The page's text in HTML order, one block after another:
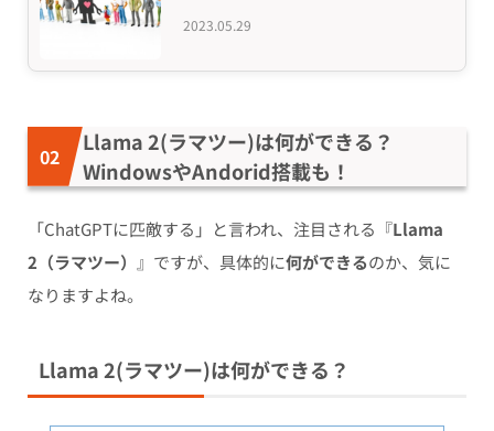
2023.05.29
Llama 2(ラマツー)は何ができる？
WindowsやAndorid搭載も！
「ChatGPTに匹敵する」と言われ、注目される『Llama
2（ラマツー）
』ですが、具体的に何ができるのか、気に
なりますよね。
Llama 2(ラマツー)は何ができる？